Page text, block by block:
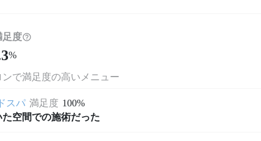
足度
%
で満足度の高いメニュー
スパ 満足度 100%
空間での施術だった